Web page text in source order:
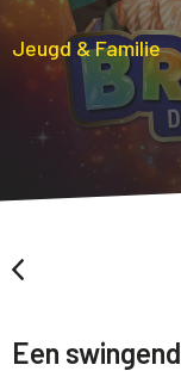
Jeugd & Familie
Een